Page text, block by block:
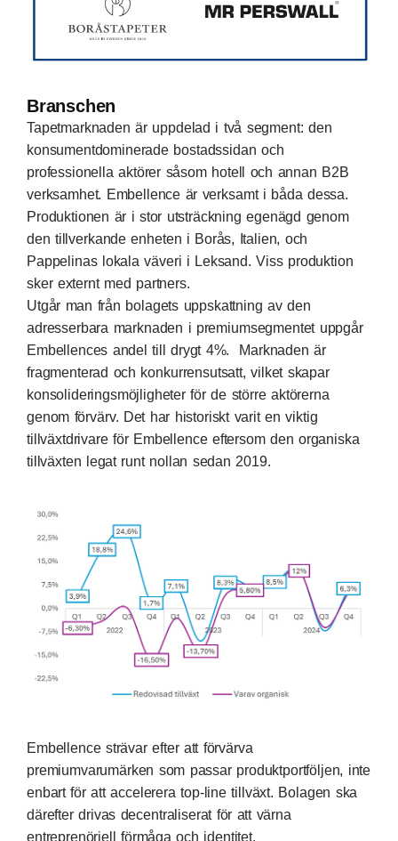
Branschen
Tapetmarknaden är uppdelad i två segment: den
konsumentdominerade bostadssidan och
professionella aktörer såsom hotell och annan B2B
verksamhet. Embellence är verksamt i båda dessa.
Produktionen är i stor utsträckning egenägd genom
den tillverkande enheten i Borås, Italien, och
Pappelinas lokala väveri i Leksand. Viss produktion
sker externt med partners.
Utgår man från bolagets uppskattning av den
adresserbara marknaden i premiumsegmentet uppgår
Embellences andel till drygt 4%. Marknaden är
fragmenterad och konkurrensutsatt, vilket skapar
konsolideringsmöjligheter för de större aktörerna
genom förvärv. Det har historiskt varit en viktig
tillväxtdrivare för Embellence eftersom den organiska
tillväxten legat runt nollan sedan 2019.
Embellence strävar efter att förvärva
premiumvarumärken som passar produktportföljen, inte
enbart för att accelerera top-line tillväxt. Bolagen ska
därefter drivas decentraliserat för att värna
entreprenöriell förmåga och identitet.